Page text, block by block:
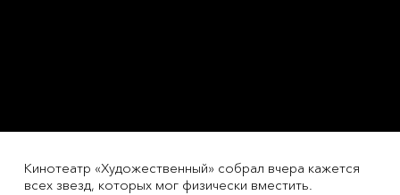
Кинотеатр «Художественный» собрал вчера кажется
всех звезд, которых мог физически вместить.